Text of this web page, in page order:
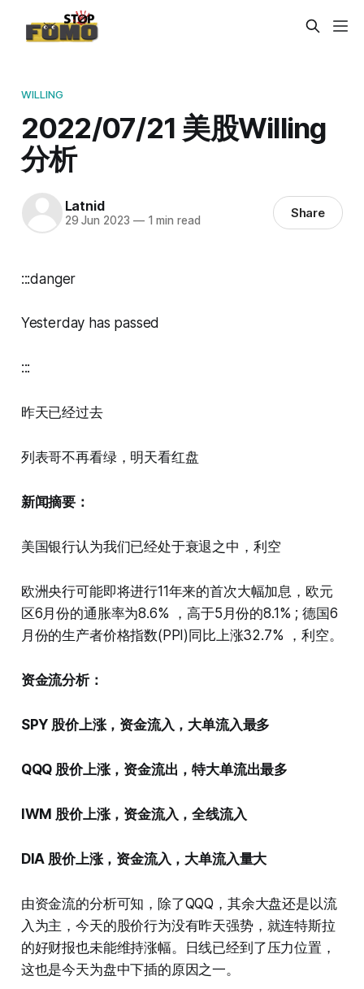
WILLING
2022/07/21 美股Willing
分析
Latnid
29 Jun 2023 —1 min read Share
:::danger
Yesterday has passed
:::
昨天已经过去
列表哥不再看绿，明天看红盘
新闻摘要：
美国银行认为我们已经处于衰退之中，利空
欧洲央行可能即将进行11年来的首次大幅加息，欧元
区6月份的通胀率为8.6% ，高于5月份的8.1% ; 德国6
月份的生产者价格指数(PPI)同比上涨32.7% ，利空。
资金流分析：
SPY 股价上涨，资金流入，大单流入最多
QQQ 股价上涨，资金流出，特大单流出最多
IWM 股价上涨，资金流入，全线流入
DIA 股价上涨，资金流入，大单流入量大
由资金流的分析可知，除了QQQ，其余大盘还是以流
入为主，今天的股价行为没有昨天强势，就连特斯拉
的好财报也未能维持涨幅。日线已经到了压力位置，
这也是今天为盘中下插的原因之一。